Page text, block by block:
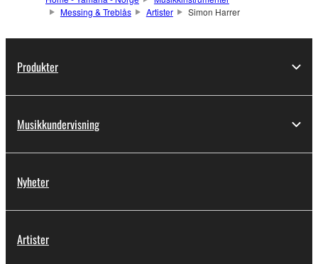
Messing & Treblås
Artister Simon Harrer
Produkter
Musikkundervisning
Nyheter
Artister